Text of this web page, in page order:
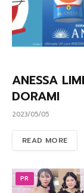
ANESSA
DORAMI
2023/05/05
READ MORE
PR